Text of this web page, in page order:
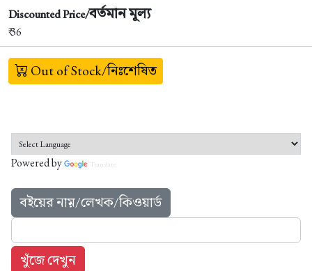
Discounted Price/বর্তমান মূল্য
₹ 36
Out of Stock/নিঃশেষিত
Powered by Translate
বইয়ের নাম়/লেখক/কিওয়ার্ড